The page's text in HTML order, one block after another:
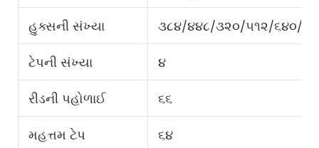
હુક્સની સંખ્યા ૩૮૪/૪૪૮/૩૨૦/૫૧૨/૬૪૦/
ટેપની સંખ્યા ૪
રીડની પહોળાઈ ૬૬
મહત્તમ ટેપ ૬૪